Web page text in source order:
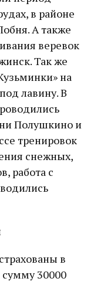
в районе
А также
веревок
Так же
на
лавину. В
Полушкино и
тренировок
снежных,
работа с
в
30000